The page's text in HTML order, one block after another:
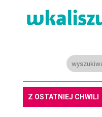
Z OSTATNIEJ CHWILI